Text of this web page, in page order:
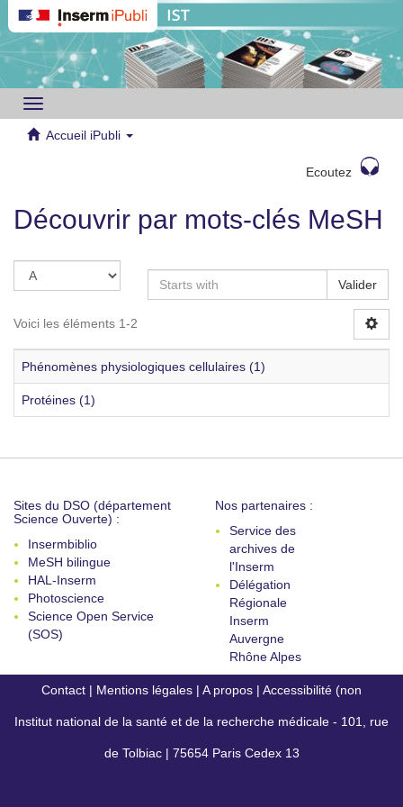
Toggle
navigation
Accueil iPubli
Ecoutez
Découvrir par mots-clés MeSH
Valider
Voici les éléments 1-2
Phénomènes physiologiques cellulaires (1)
Protéines (1)
Sites du DSO (département
Science Ouverte) :
Insermbiblio
MeSH bilingue
HAL-Inserm
Photoscience
Science Open Service
(SOS)
Nos partenaires :
Service des
archives de
l'Inserm
Délégation
Régionale
Inserm
Auvergne
Rhône Alpes
Contact | Mentions légales | A propos | Accessibilité (non
conforme)
Institut national de la santé et de la recherche médicale - 101, rue
de Tolbiac | 75654 Paris Cedex 13